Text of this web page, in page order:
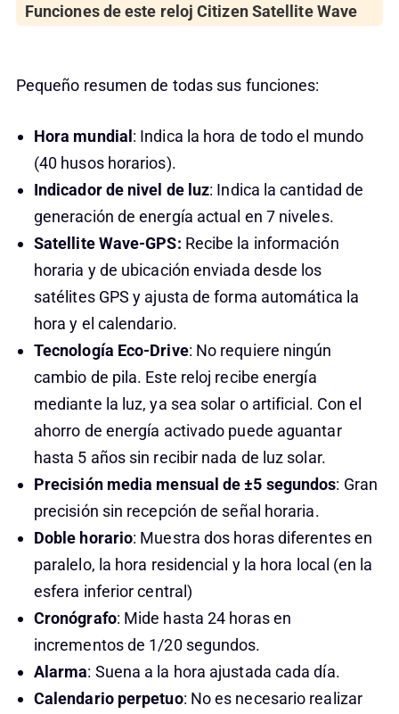
Funciones de este reloj CitizenSatellite Wave
Pequeño resumen de todas sus funciones:
Hora mundial: Indica la hora de todo el mundo
(40 husos horarios).
Indicador de nivel de luz: Indica la cantidad de
generación de energía actual en 7 niveles.
Satellite Wave-GPS: Recibe la información
horaria y de ubicación enviada desde los
satélites GPS y ajusta de forma automática la
hora y el calendario.
Tecnología Eco-Drive: No requiere ningún
cambio de pila. Este reloj recibe energía
mediante la luz, ya sea solar o artificial. Con el
ahorro de energía activado puede aguantar
hasta 5 años sin recibir nada de luz solar.
Precisión media mensual de ±5 segundos: Gran
precisión sin recepción de señal horaria.
Doble horario: Muestra dos horas diferentes en
paralelo, la hora residencial y la hora local (en la
esfera inferior central)
Cronógrafo: Mide hasta 24 horas en
incrementos de 1/20 segundos.
Alarma: Suena a la hora ajustada cada día.
Calendario perpetuo: No es necesario realizar